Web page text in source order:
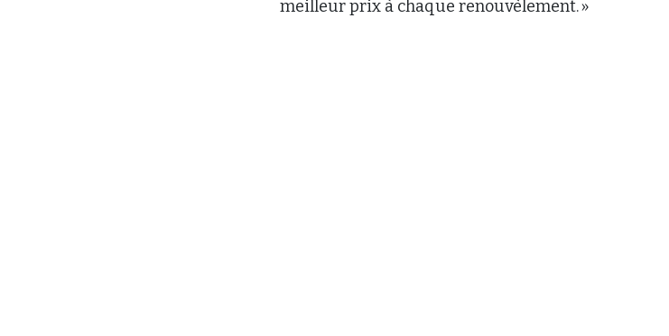
meilleur prix à chaque renouvèlement. »